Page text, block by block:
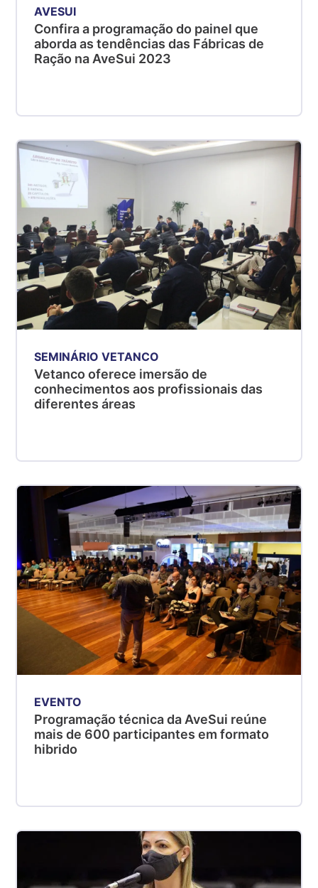
AVESUI
Confira a programação do painel que
aborda as tendências das Fábricas de
Ração na AveSui 2023
SEMINÁRIO VETANCO
Vetanco oferece imersão de
conhecimentos aos profissionais das
diferentes áreas
EVENTO
Programação técnica da AveSui reúne
mais de 600 participantes em formato
hibrido